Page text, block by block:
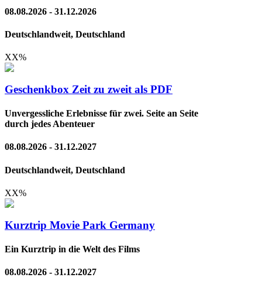
08.08.2026 - 31.12.2026
Deutschlandweit, Deutschland
XX%
Geschenkbox Zeit zu zweit als PDF
Unvergessliche Erlebnisse für zwei. Seite an Seite
durch jedes Abenteuer
08.08.2026 - 31.12.2027
Deutschlandweit, Deutschland
XX%
Kurztrip Movie Park Germany
Ein Kurztrip in die Welt des Films
08.08.2026 - 31.12.2027